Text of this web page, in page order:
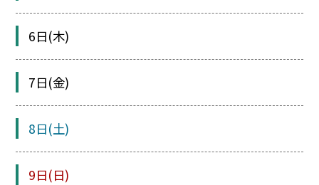
6日(木)
7日(金)
8日(土)
9日(日)